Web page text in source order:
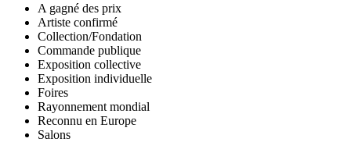
A gagné des prix
Artiste confirmé
Collection/Fondation
Commande publique
Exposition collective
Exposition individuelle
Foires
Rayonnement mondial
Reconnu en Europe
Salons